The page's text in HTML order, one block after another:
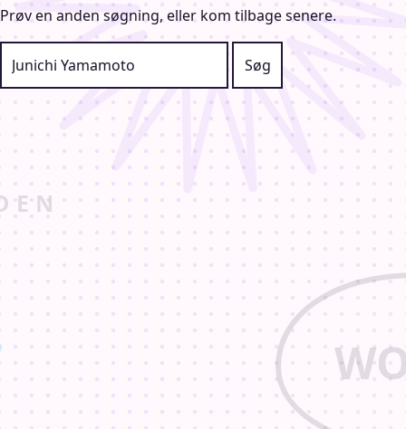
Prøv en anden søgning, eller kom tilbage senere.